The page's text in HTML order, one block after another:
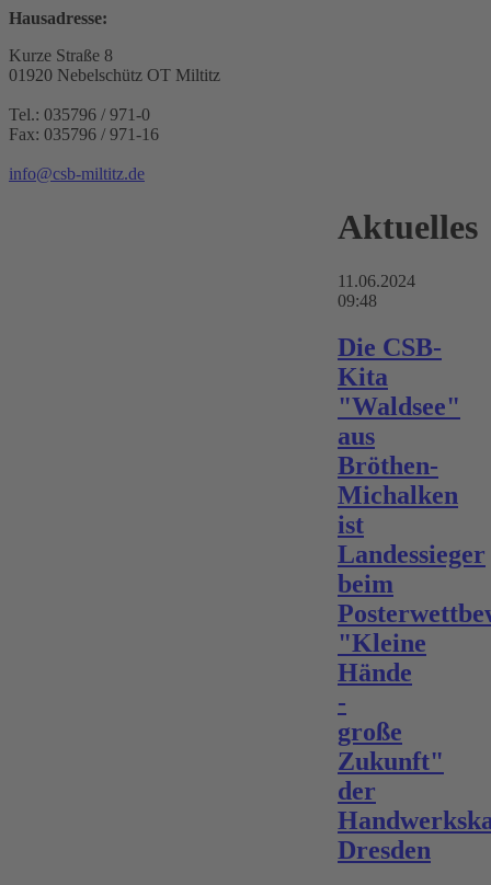
Hausadresse:
Kurze Straße 8
01920 Nebelschütz OT Miltitz
Tel.: 035796 / 971-0
Fax: 035796 / 971-16
info@csb-miltitz.de
Aktuelles
11.06.2024
09:48
Die CSB-
Kita
"Waldsee"
aus
Bröthen-
Michalken
ist
Landessieger
beim
"Kleine
Hände
-
große
Zukunft"
der
Dresden